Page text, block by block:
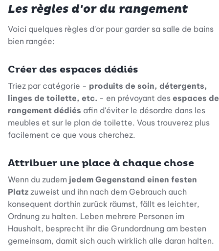
Les règles d'or du rangement
Voici quelques règles d'or pour garder sa salle de bains
bien rangée:
Créer des espaces dédiés
Triez par catégorie - produits de soin, détergents,
linges de toilette, etc. - en prévoyant des espaces de
rangement dédiés afin d'éviter le désordre dans les
meubles et sur le plan de toilette. Vous trouverez plus
facilement ce que vous cherchez.
Attribuer une place à chaque chose
Wenn du zudem jedem Gegenstand einen festen
Platz zuweist und ihn nach dem Gebrauch auch
konsequent dorthin zurück räumst, fällt es leichter,
Ordnung zu halten. Leben mehrere Personen im
Haushalt, besprecht ihr die Grundordnung am besten
gemeinsam, damit sich auch wirklich alle daran halten.